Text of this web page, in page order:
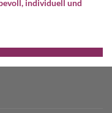
individuell und